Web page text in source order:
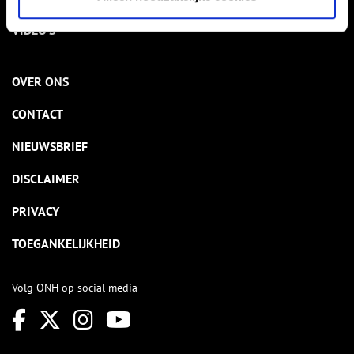
VIDEO’S
OVER ONS
CONTACT
NIEUWSBRIEF
DISCLAIMER
PRIVACY
TOEGANKELIJKHEID
Volg ONH op social media